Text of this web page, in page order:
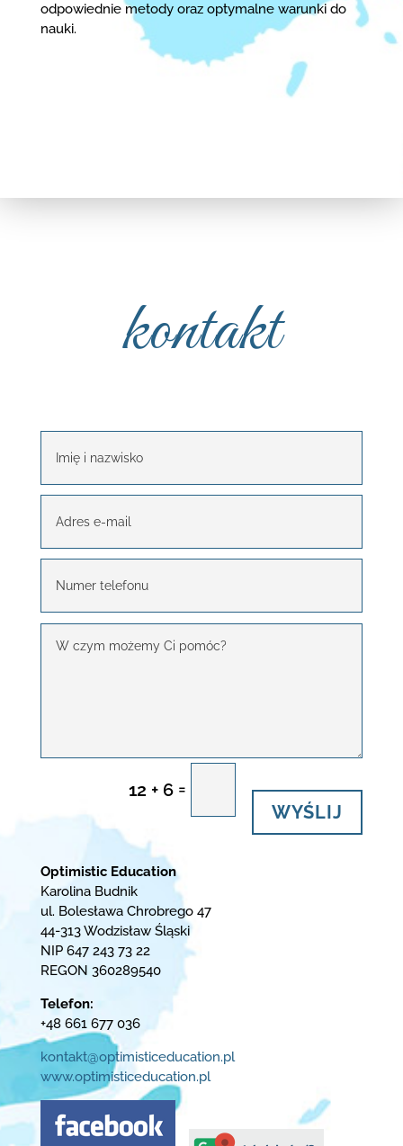
odpowiednie metody oraz optymalne warunki do
nauki.
kontakt
12 + 6 = WYŚLIJ
Optimistic Education
Karolina Budnik
ul. Bolesława Chrobrego 47
44-313 Wodzisław Śląski
NIP 647 243 73 22
REGON 360289540
Telefon:
+48 661 677 036
kontakt@optimisticeducation.pl
www.optimisticeducation.pl